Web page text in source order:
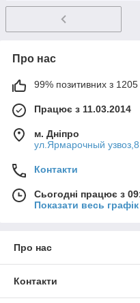
Про нас
99% позитивних з 1205
Працює з 11.03.2014
м. Дніпро
ул.Ярмарочный
Контакти
Сьогодні працює з
Показати весь
Про нас
Контакти